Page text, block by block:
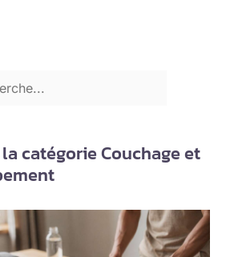
la catégorie Couchage et